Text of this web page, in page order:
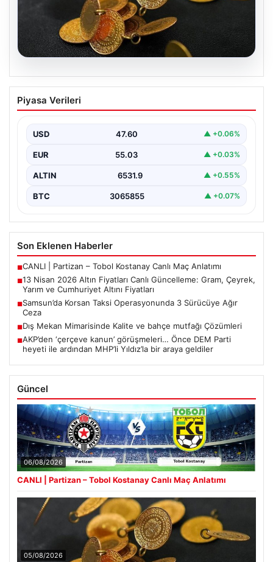
13 Nisan 2026 Altın Fiyatları Canlı
Güncelleme: Gram, Çeyrek, Yarım ve
Altın piyasalarda hafta başında tansiyon yükseldi. ABD
beklenen…
Piyasa Verileri
USD 47.60 ▲ +0.06%
EUR 55.03 ▲ +0.03%
ALTIN 6531.9 ▲ +0.55%
BTC 3065855 ▲ +0.07%
Son Eklenen Haberler
■CANLI | Partizan – Tobol Kostanay Canlı Maç Anlatımı
■13 Nisan 2026 Altın Fiyatları Canlı Güncelleme: Gram, Çeyrek,
Yarım ve Cumhuriyet Altını Fiyatları
■Samsun’da Korsan Taksi Operasyonunda 3 Sürücüye Ağır
Ceza
■Dış Mekan Mimarisinde Kalite ve bahçe mutfağı Çözümleri
■AKP’den ‘çerçeve kanun’ görüşmeleri… Önce DEM Parti
heyeti ile ardından MHP’li Yıldız’la bir araya geldiler
Güncel
06/08/2026
CANLI | Partizan – Tobol Kostanay Canlı Maç Anlatımı
05/08/2026